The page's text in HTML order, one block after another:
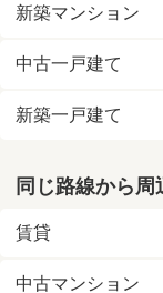
新築マンション
中古一戸建て
新築一戸建て
同じ路線から
賃貸
中古マンション